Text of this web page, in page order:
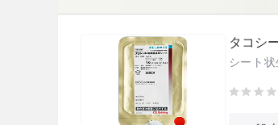
タコシ
シート